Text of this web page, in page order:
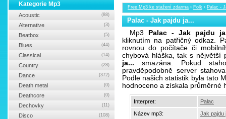
Free Mp3 ke stažení zdarma › Folk › Palac -
Palac - Jak pajdu ja...
Mp3
Palac - Jak pajdu
kliknutím na patřičný odkaz.
rovnou do počítače či
chybová hláška, tak s nějvětší
ja... smazána. Pokud
pravděpodobně server
Podle našich statistik byla tato
hodnoceno a získala průměrné
Interpret:
Palac
Název mp3:
Jak pajdu
Kategorie Mp3
Acoustic (88)
Alternative (3)
Beatbox (5)
Blues (44)
Classical (14)
Country (28)
Dance (372)
Death metal (0)
Deathcore (0)
Dechovky (11)
Disco (108)